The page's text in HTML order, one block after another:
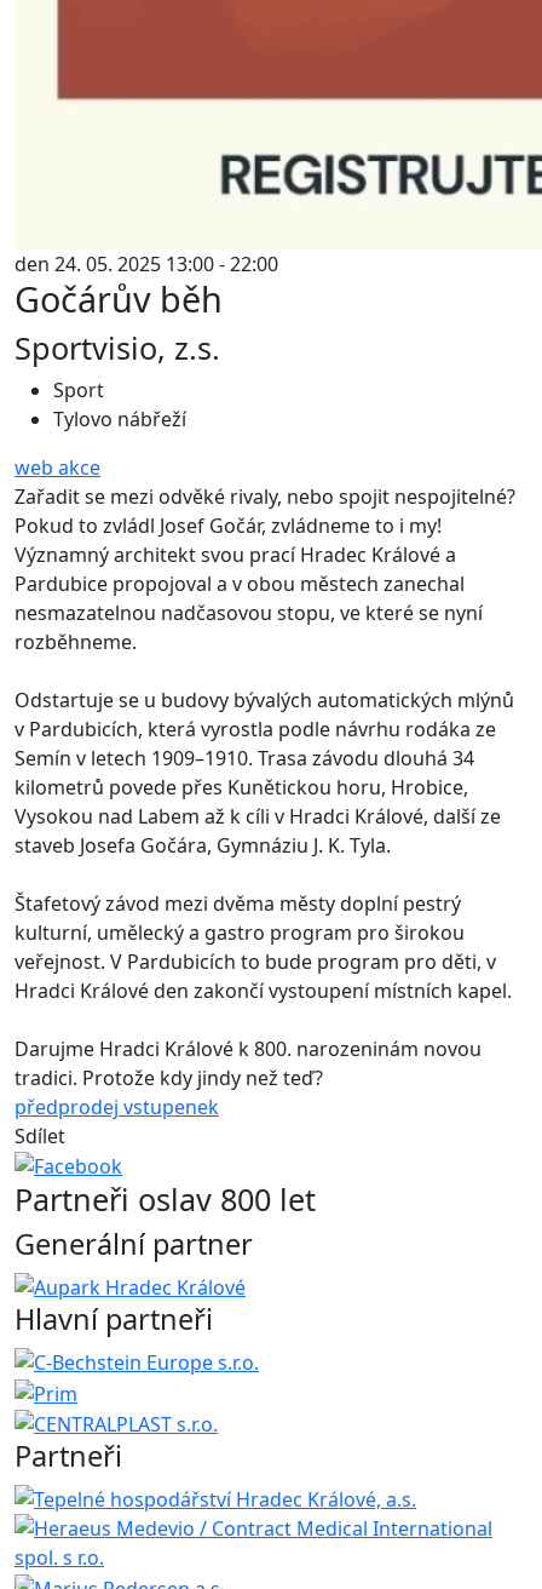
den 24. 05. 2025 13:00 - 22:00
Gočárův běh
Sportvisio, z.s.
Sport
Tylovo nábřeží
web akce
Zařadit se mezi odvěké rivaly, nebo spojit nespojitelné?
Pokud to zvládl Josef Gočár, zvládneme to i my!
Významný architekt svou prací Hradec Králové a
Pardubice propojoval a v obou městech zanechal
nesmazatelnou nadčasovou stopu, ve které se nyní
rozběhneme.
Odstartuje se u budovy bývalých automatických mlýnů
v Pardubicích, která vyrostla podle návrhu rodáka ze
Semín v letech 1909–1910. Trasa závodu dlouhá 34
kilometrů povede přes Kunětickou horu, Hrobice,
Vysokou nad Labem až k cíli v Hradci Králové, další ze
staveb Josefa Gočára, Gymnáziu J. K. Tyla.
Štafetový závod mezi dvěma městy doplní pestrý
kulturní, umělecký a gastro program pro širokou
veřejnost. V Pardubicích to bude program pro děti, v
Hradci Králové den zakončí vystoupení místních kapel.
Darujme Hradci Králové k 800. narozeninám novou
tradici. Protože kdy jindy než teď?
předprodej vstupenek
Sdílet
Partneři oslav 800 let
Generální partner
Hlavní partneři
Partneři